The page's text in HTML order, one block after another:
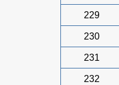
229
230
231
232